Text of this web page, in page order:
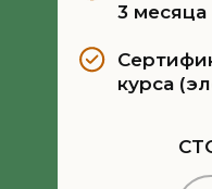
3 месяца
курса